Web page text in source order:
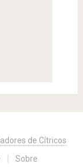
de Cítricos
Sobre